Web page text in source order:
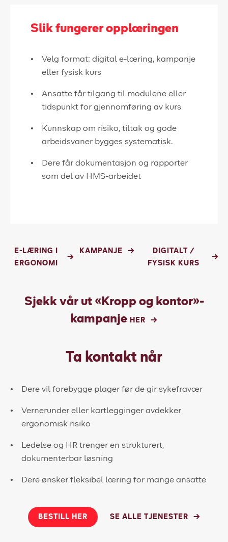
Slik fungerer opplæringen
Velg format: digital e-læring, kampanje
eller fysisk kurs
Ansatte får tilgang til modulene eller
tidspunkt for gjennomføring av kurs
Kunnskap om risiko, tiltak og gode
arbeidsvaner bygges systematisk.
Dere får dokumentasjon og rapporter
som del av HMS-arbeidet
E-LÆRING I
ERGONOMI
KAMPANJE
DIGITALT /
FYSISK KURS
Sjekk vår ut «Kropp og kontor»-
kampanje HER
Ta kontakt når
Dere vil forebygge plager før de gir sykefravær
Vernerunder eller kartlegginger avdekker
ergonomisk risiko
Ledelse og HR trenger en strukturert,
dokumenterbar løsning
Dere ønsker fleksibel læring for mange ansatte
BESTILL HER SE ALLE TJENESTER